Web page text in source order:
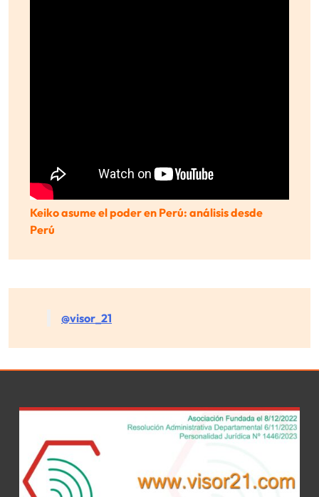
Keiko asume el poder en Perú: análisis desde
Perú
@visor_21